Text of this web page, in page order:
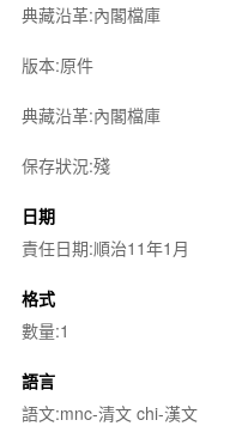
典藏沿革:內閣檔庫
版本:原件
典藏沿革:內閣檔庫
保存狀況:殘
日期
責任日期:順治11年1月
格式
數量:1
語言
語文:mnc-清文 chi-漢文